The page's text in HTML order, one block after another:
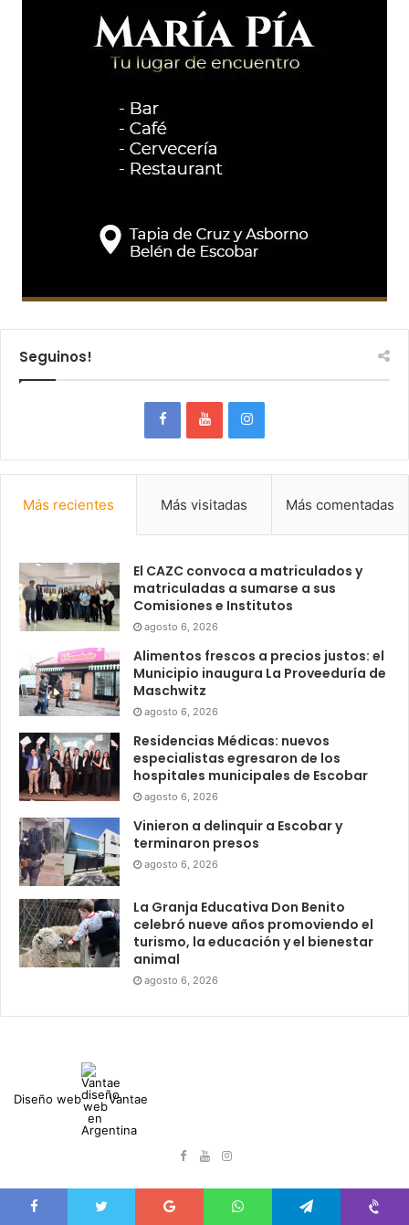
Seguinos!
Más recientes Más visitadas Más comentadas
El CAZC convoca a matriculados y
matriculadas a sumarse a sus
Comisiones e Institutos
agosto 6, 2026
Alimentos frescos a precios justos: el
Municipio inaugura La Proveeduría de
Maschwitz
agosto 6, 2026
Residencias Médicas: nuevos
especialistas egresaron de los
hospitales municipales de Escobar
agosto 6, 2026
Vinieron a delinquir a Escobar y
terminaron presos
agosto 6, 2026
La Granja Educativa Don Benito
celebró nueve años promoviendo el
turismo, la educación y el bienestar
animal
agosto 6, 2026
Diseño web Vantae